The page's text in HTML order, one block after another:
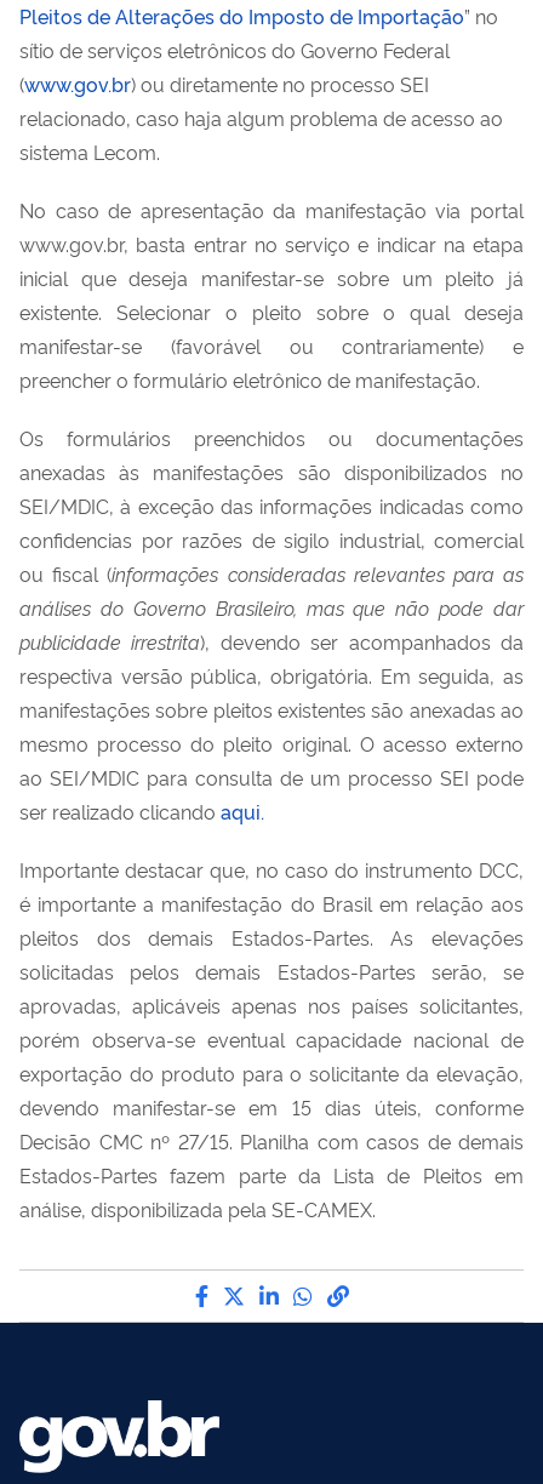
Pleitos de Alterações do Imposto de Importação” no
sítio de serviços eletrônicos do Governo Federal
(www.gov.br) ou diretamente no processo SEI
relacionado, caso haja algum problema de acesso ao
sistema Lecom.
No caso de apresentação da manifestação via portal
www.gov.br, basta entrar no serviço e indicar na etapa
inicial que deseja manifestar-se sobre um pleito já
existente. Selecionar o pleito sobre o qual deseja
manifestar-se (favorável ou contrariamente) e
preencher o formulário eletrônico de manifestação.
Os formulários preenchidos ou documentações
anexadas às manifestações são disponibilizados no
SEI/MDIC, à exceção das informações indicadas como
confidencias por razões de sigilo industrial, comercial
ou fiscal (informações consideradas relevantes para as
análises do Governo Brasileiro, mas que não pode dar
publicidade irrestrita), devendo ser acompanhados da
respectiva versão pública, obrigatória. Em seguida, as
manifestações sobre pleitos existentes são anexadas ao
mesmo processo do pleito original. O acesso externo
ao SEI/MDIC para consulta de um processo SEI pode
ser realizado clicando aqui.
Importante destacar que, no caso do instrumento DCC,
é importante a manifestação do Brasil em relação aos
pleitos dos demais Estados-Partes. As elevações
solicitadas pelos demais Estados-Partes serão, se
aprovadas, aplicáveis apenas nos países solicitantes,
porém observa-se eventual capacidade nacional de
exportação do produto para o solicitante da elevação,
devendo manifestar-se em 15 dias úteis, conforme
Decisão CMC nº 27/15. Planilha com casos de demais
Estados-Partes fazem parte da Lista de Pleitos em
análise, disponibilizada pela SE-CAMEX.
Compartilhe por Facebook
Compartilhe por Twitter
Compartilhe por
Compartilhe por
link para Copiar